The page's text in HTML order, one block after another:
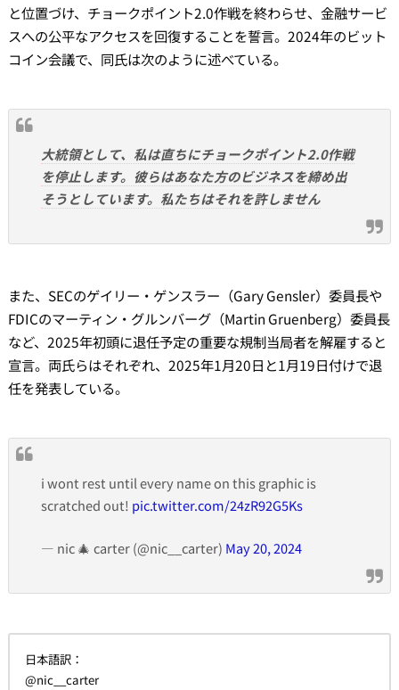
と位置づけ、チョークポイント2.0作戦を終わらせ、金融サービ
スへの公平なアクセスを回復することを誓言。2024年のビット
コイン会議で、同氏は次のように述べている。
大統領として、私は直ちにチョークポイント2.0作戦
を停止します。彼らはあなた方のビジネスを締め出
そうとしています。私たちはそれを許しません
また、SECのゲイリー・ゲンスラー（Gary Gensler）委員長や
FDICのマーティン・グルンバーグ（Martin Gruenberg）委員長
など、2025年初頭に退任予定の重要な規制当局者を解雇すると
宣言。両氏らはそれぞれ、2025年1月20日と1月19日付けで退
任を発表している。
i wont rest until every name on this graphic is
scratched out! pic.twitter.com/24zR92G5Ks
— nic 🎄 carter (@nic__carter) May 20, 2024
日本語訳：
@nic__carter